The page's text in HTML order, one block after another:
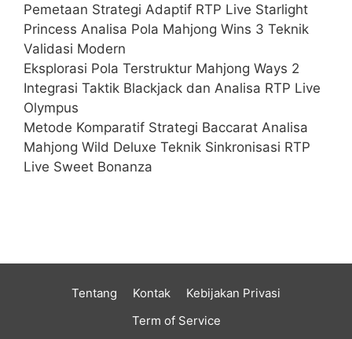
Pemetaan Strategi Adaptif RTP Live Starlight
Princess Analisa Pola Mahjong Wins 3 Teknik
Validasi Modern
Eksplorasi Pola Terstruktur Mahjong Ways 2
Integrasi Taktik Blackjack dan Analisa RTP Live
Olympus
Metode Komparatif Strategi Baccarat Analisa
Mahjong Wild Deluxe Teknik Sinkronisasi RTP
Live Sweet Bonanza
Tentang Kontak
Kebijakan Privasi
Term of Service